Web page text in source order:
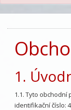
1.
1.1. Tyto obchodní
identifikační číslo: